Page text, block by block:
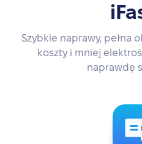
Szybkie naprawy, pełna
koszty i mniej
naprawdę